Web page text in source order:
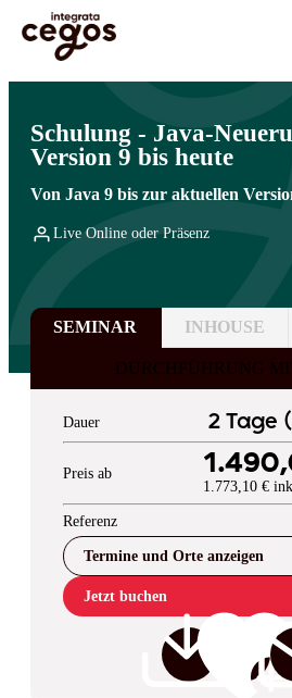
Skip to main content
Sie sind hier:Startseite
Professionelle
>Programmiersprachen
Schulung - Java-
Version 9 bis heute
Von Java 9 bis zur aktuellen
Live Online oder Präsenz
SEMINAR INHOUSE
DURCHFÜHRUNG
Dauer 2 Tage
Preis ab
1.773,10 €
Referenz
Termine und Orte anzeigen
Jetzt buchen